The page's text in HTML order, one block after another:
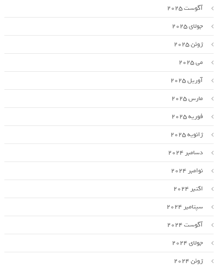
آگوست 2025
جولای 2025
ژوئن 2025
می 2025
آوریل 2025
مارس 2025
فوریه 2025
ژانویه 2025
دسامبر 2024
نوامبر 2024
اکتبر 2024
سپتامبر 2024
آگوست 2024
جولای 2024
ژوئن 2024